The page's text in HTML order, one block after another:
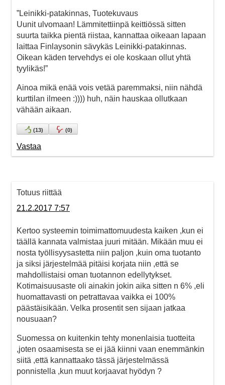
”Leinikki-patakinnas, Tuotekuvaus
Uunit ulvomaan! Lämmitettiinpä keittiössä sitten
suurta taikka pientä riistaa, kannattaa oikeaan lapaan
laittaa Finlaysonin sävykäs Leinikki-patakinnas.
Oikean käden tervehdys ei ole koskaan ollut yhtä
tyylikäs!”
Ainoa mikä enää vois vetää paremmaksi, niin nähdä
kurttilan ilmeen :)))) huh, näin hauskaa ollutkaan
vähään aikaan.
(13) (0)
Vastaa
Totuus riittää
21.2.2017 7:57
Kertoo systeemin toimimattomuudesta kaiken ,kun ei
täällä kannata valmistaa juuri mitään. Mikään muu ei
nosta työllisyysastetta niin paljon ,kuin oma tuotanto
ja siksi järjestelmää pitäisi korjata niin ,että se
mahdollistaisi oman tuotannon edellytykset.
Kotimaisuusaste oli ainakin jokin aika sitten n 6% ,eli
huomattavasti on petrattavaa vaikka ei 100%
päästäisikään. Velka prosentit sen sijaan jatkaa
nousuaan?
Suomessa on kuitenkin tehty monenlaisia tuotteita
,joten osaamisesta se ei jää kiinni vaan enemmänkin
siitä ,että kannattaako tässä järjestelmässä
ponnistella ,kun muut korjaavat hyödyn ?